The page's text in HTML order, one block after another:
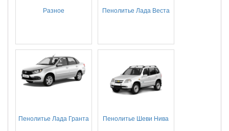
Разное Пенолитье Лада Веста
Пенолитье Лада Гранта Пенолитье Шеви Нива